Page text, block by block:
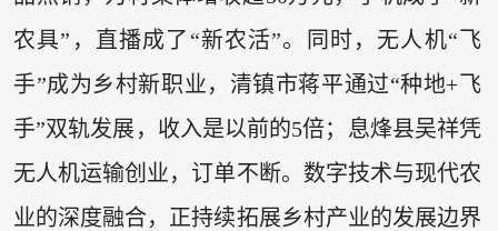
农具”，直播成了“新农活”。同时，无人机“飞
手”成为乡村新职业，清镇市蒋平通过“种地+飞
手”双轨发展，收入是以前的5倍；息烽县吴祥凭
无人机运输创业，订单不断。数字技术与现代农
业的深度融合，正持续拓展乡村产业的发展边界